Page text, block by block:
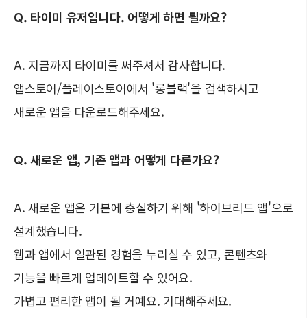
Q. 타이미 유저입니다. 어떻게 하면 될까요?
A. 지금까지 타이미를 써주셔서 감사합니다.
앱스토어/플레이스토어에서 '롱블랙'을 검색하시고
새로운 앱을 다운로드해주세요.
Q. 새로운 앱, 기존 앱과 어떻게 다른가요?
A. 새로운 앱은 기본에 충실하기 위해 '하이브리드 앱'으로
설계했습니다.
웹과 앱에서 일관된 경험을 누리실 수 있고, 콘텐츠와
기능을 빠르게 업데이트할 수 있어요.
가볍고 편리한 앱이 될 거예요. 기대해주세요.